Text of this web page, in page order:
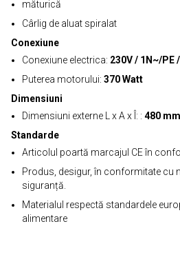
măturică
Cârlig de aluat spiralat
Conexiune
Conexiune electrica: 230V / 1N~/PE
Puterea motorului: 370 Watt
Dimensiuni
Dimensiuni externe L x A x Î: : 480
Standarde
Articolul poartă marcajul CE în
Produs, desigur, în conformitate cu
siguranță.
Materialul respectă standardele
alimentare